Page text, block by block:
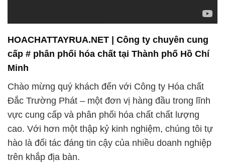
HOACHATTAYRUA.NET | Công ty chuyên cung
cấp # phân phối hóa chất tại Thành phố Hồ Chí
Minh
Chào mừng quý khách đến với Công ty Hóa chất
Đắc Trường Phát – một đơn vị hàng đầu trong lĩnh
vực cung cấp và phân phối hóa chất chất lượng
cao. Với hơn một thập kỷ kinh nghiệm, chúng tôi tự
hào là đối tác đáng tin cậy của nhiều doanh nghiệp
trên khắp địa bàn.